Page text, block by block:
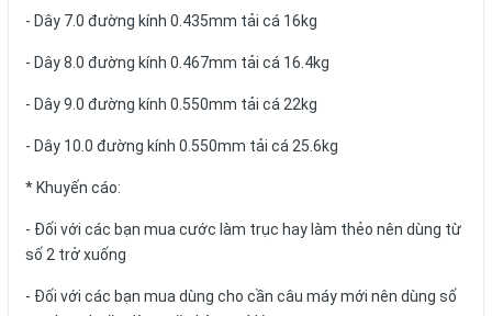
- Dây 7.0 đường kính 0.435mm tải cá 16kg
- Dây 8.0 đường kính 0.467mm tải cá 16.4kg
- Dây 9.0 đường kính 0.550mm tải cá 22kg
- Dây 10.0 đường kính 0.550mm tải cá 25.6kg
* Khuyến cáo:
- Đối với các bạn mua cước làm trục hay làm thẻo nên dùng từ
số 2 trở xuống
- Đối với các bạn mua dùng cho cần câu máy mới nên dùng số